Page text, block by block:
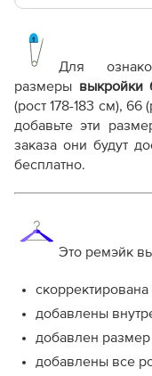
Выкройка PDF
плоттере A0 с
от выбора
Дополнительные
Справочник -
Дополнение к
Как
Для
размеры выкройки
(рост 178-183 см), 66
добавьте эти
заказа они будут
бесплатно.
Это ремэйк
добавлены
добавлен
добавлены все